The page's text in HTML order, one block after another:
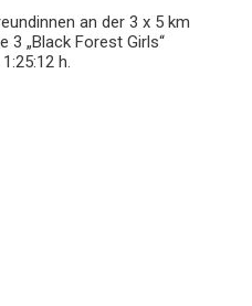
an der 3 x 5 km
3 „Black Forest Girls“
h.